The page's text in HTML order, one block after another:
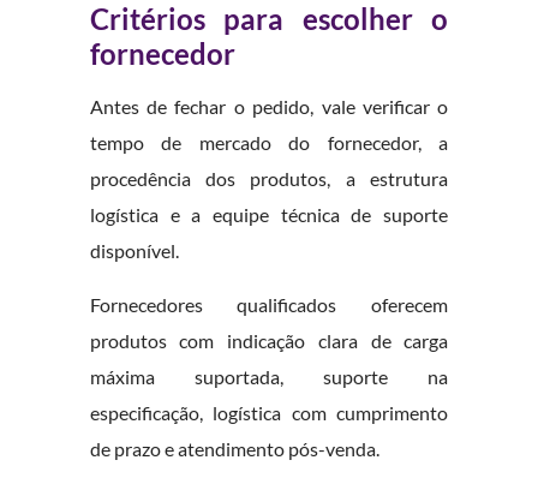
Critérios para escolher o
fornecedor
Antes de fechar o pedido, vale verificar o
tempo de mercado do fornecedor, a
procedência dos produtos, a estrutura
logística e a equipe técnica de suporte
disponível.
Fornecedores qualificados oferecem
produtos com indicação clara de carga
máxima suportada, suporte na
especificação, logística com cumprimento
de prazo e atendimento pós-venda.